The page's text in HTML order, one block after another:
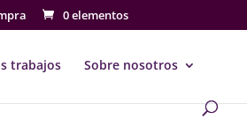
0 elementos
trabajos Sobre nosotros